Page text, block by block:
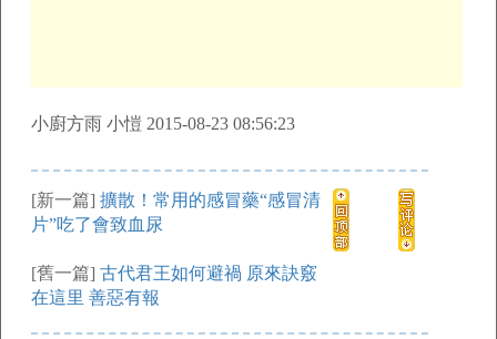
小廚方雨 小愷 2015-08-23 08:56:23
[新一篇] 擴散！常用的感冒藥“感冒清
片”吃了會致血尿
[舊一篇] 古代君王如何避禍 原來訣竅
在這里 善惡有報